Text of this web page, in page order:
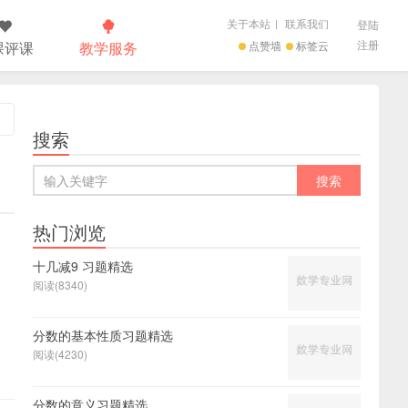
评课 教学服务 点赞墙 标签云
关于本站 | 联系我们
登陆
注册
搜索
热门浏览
十几减9 习题精选
阅读(8340)
分数的基本性质习题精选
阅读(4230)
分数的意义习题精选